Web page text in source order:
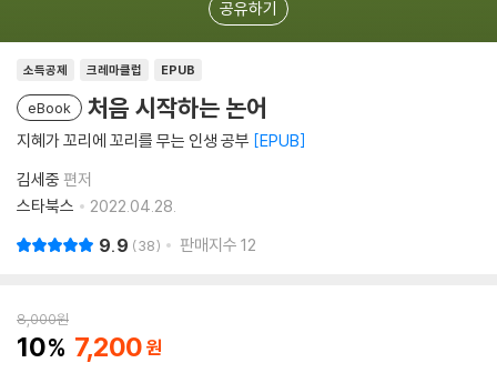
공유하기
소득공제 크레마클럽 EPUB
eBook 처음 시작하는 논어
지혜가 꼬리에 꼬리를 무는 인생 공부 EPUB
김세중 편저
스타북스
2022.04.28.
9.9 38 판매지수 12
8,000원
10 7,200